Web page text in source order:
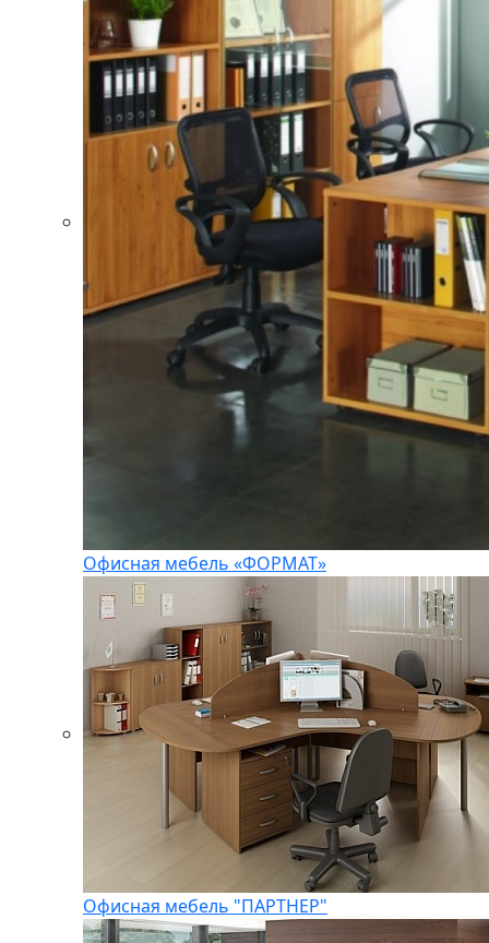
Офисная мебель «ФОРМАТ»
Офисная мебель "ПАРТНЕР"